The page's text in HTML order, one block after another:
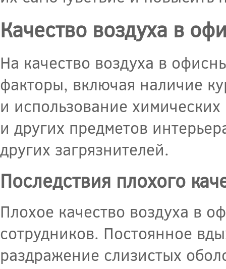
Качество воздуха в
На качество воздуха в
факторы, включая наличие
и использование
и других предметов
других загрязнителей.
Последствия плохого
Плохое качество воздуха в
сотрудников. Постоянное
раздражение слизистых